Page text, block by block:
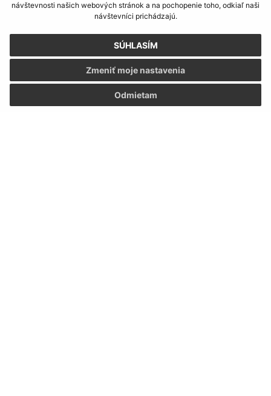
návštevnosti našich webových stránok a na pochopenie toho, odkiaľ naši
návštevníci prichádzajú.
SÚHLASÍM
Odmietam
Zmeniť moje nastavenia